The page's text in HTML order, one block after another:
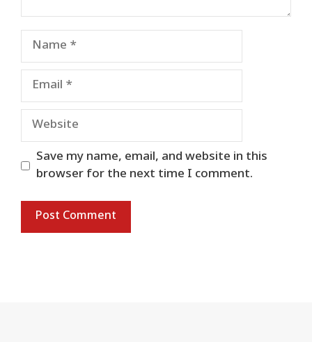
Name
Email
Website
Save my name, email, and website in this
browser for the next time I comment.